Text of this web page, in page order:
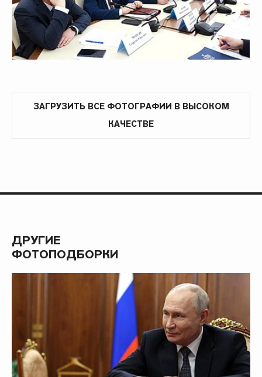
ЗАГРУЗИТЬ ВСЕ ФОТОГРАФИИ В ВЫСОКОМ
КАЧЕСТВЕ
ДРУГИЕ
ФОТОПОДБОРКИ